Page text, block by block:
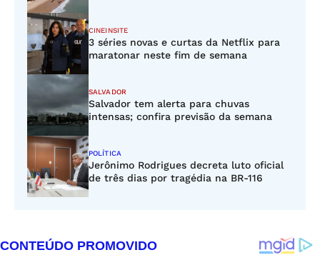
CINEINSITE
3 séries novas e curtas da Netflix para
maratonar neste fim de semana
SALVADOR
Salvador tem alerta para chuvas
intensas; confira previsão da semana
POLÍTICA
Jerônimo Rodrigues decreta luto oficial
de três dias por tragédia na BR-116